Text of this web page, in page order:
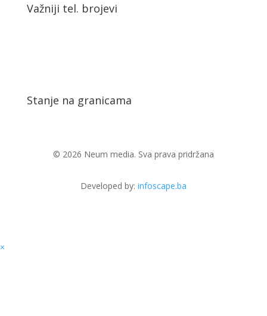
Važniji tel. brojevi
Stanje na granicama
© 2026 Neum media. Sva prava pridržana
Developed by: infoscape.ba
×